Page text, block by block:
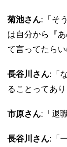
菊池さん:「そ
は自分から『
て言ってたら
長谷川さん:「
ることってあ
市原さん:「退
長谷川さん:「